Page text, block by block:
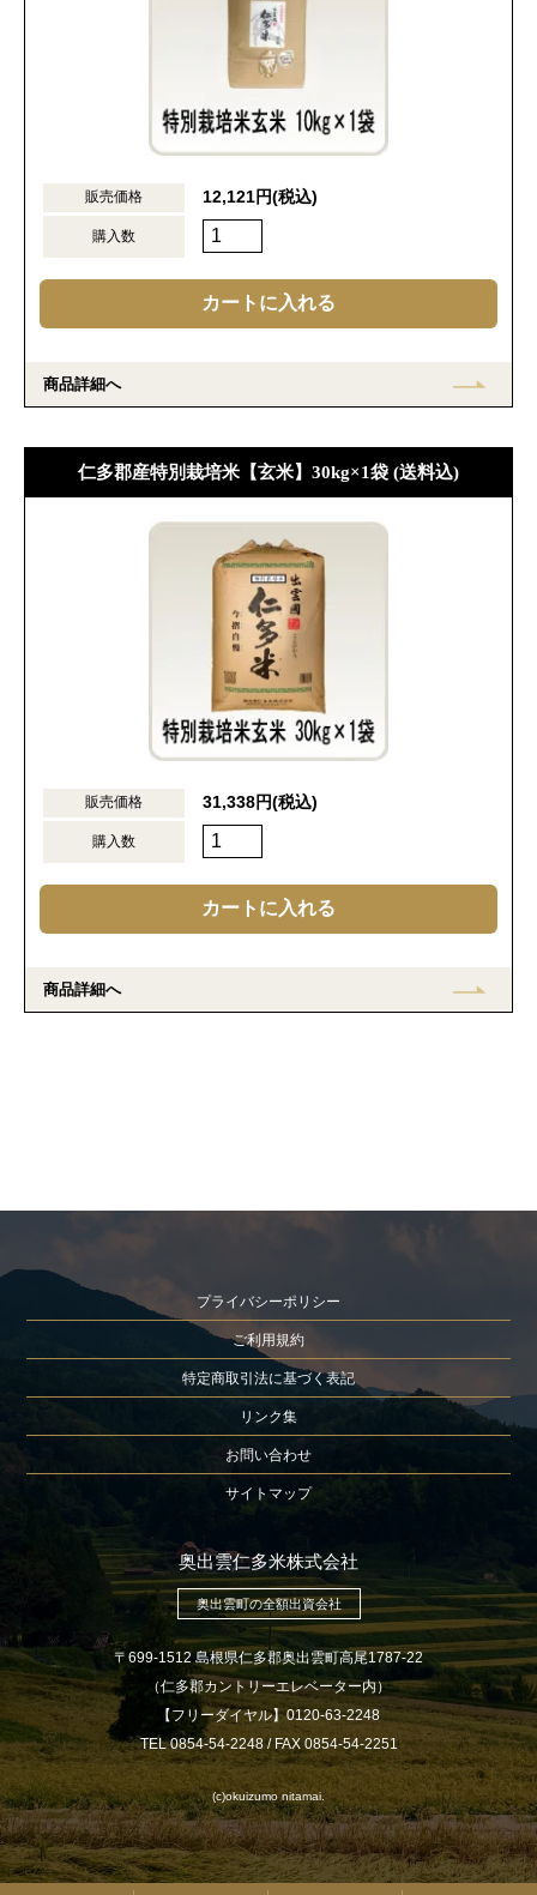
販売価格 12,121円(税込)
購入数
商品詳細へ
仁多郡産特別栽培米【玄米】30kg×1袋 (送料込)
販売価格 31,338円(税込)
購入数
商品詳細へ
プライバシーポリシー
ご利用規約
特定商取引法に基づく表記
リンク集
お問い合わせ
サイトマップ
奥出雲仁多米株式会社
奥出雲町の全額出資会社
〒699-1512 島根県仁多郡奥出雲町高尾1787-22
（仁多郡カントリーエレベーター内）
【フリーダイヤル】0120-63-2248
TEL 0854-54-2248 / FAX 0854-54-2251
(c)okuizumo nitamai.